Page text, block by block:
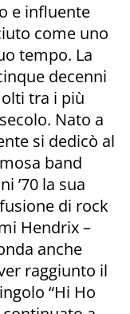
e influente
come uno
tempo. La
decenni
tra i più
Nato a
si dedicò al
band
’70 la sua
di rock
Hendrix –
anche
raggiunto il
“Hi Ho